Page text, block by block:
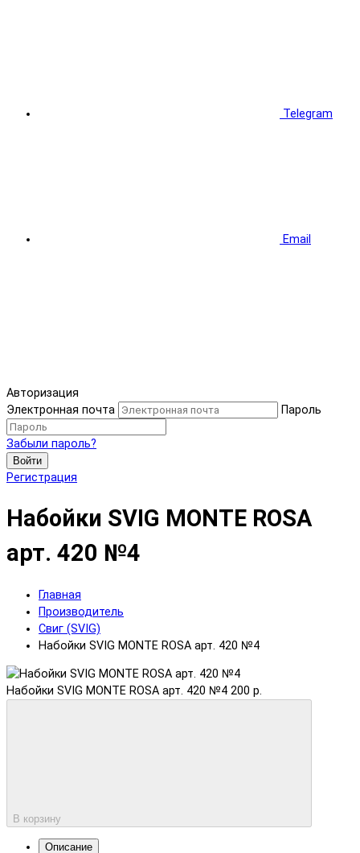
Telegram
Email
Авторизация
Электронная почта
Пароль
Забыли пароль?
Войти
Регистрация
Набойки SVIG MONTE ROSA
арт. 420 №4
Главная
Производитель
Свиг (SVIG)
Набойки SVIG MONTE ROSA арт. 420 №4
Набойки SVIG MONTE ROSA арт. 420 №4 200 р.
В корзину
Описание